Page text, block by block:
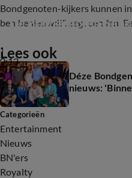
Bondgenoten-kijkers kunnen
ben benieuwd!", zegt een fan.
0:13
De Bondgenoten-
Lees ook
Déze
nieuws:
Categorieën
Entertainment
Nieuws
BN'ers
Royalty